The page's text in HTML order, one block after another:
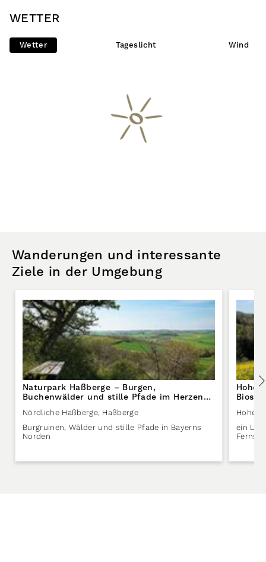
WETTER
Wetter Tageslicht Wind
Wanderungen und interessante
Ziele in der Umgebung
Naturpark Haßberge – Burgen,
Buchenwälder und stille Pfade im Herzen
Frankens
Nördliche Haßberge, Haßberge
Burgruinen, Wälder und stille Pfade in Bayerns
Norden
Hohe
Hohe
ein